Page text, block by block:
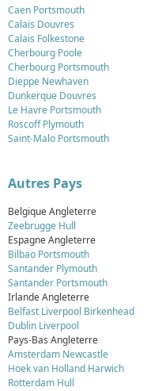
Caen Portsmouth
Calais Douvres
Calais Folkestone
Cherbourg Poole
Cherbourg Portsmouth
Dieppe Newhaven
Dunkerque Douvres
Le Havre Portsmouth
Roscoff Plymouth
Saint-Malo Portsmouth
Autres Pays
Belgique Angleterre
Zeebrugge Hull
Espagne Angleterre
Bilbao Portsmouth
Santander Plymouth
Santander Portsmouth
Irlande Angleterre
Belfast Liverpool Birkenhead
Dublin Liverpool
Pays-Bas Angleterre
Amsterdam Newcastle
Hoek van Holland Harwich
Rotterdam Hull